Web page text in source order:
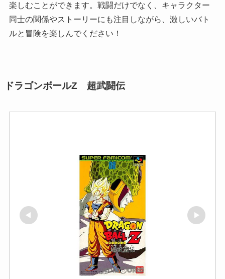
楽しむことができます。戦闘だけでなく、キャラクター
同士の関係やストーリーにも注目しながら、激しいバト
ルと冒険を楽しんでください！
ドラゴンボールZ 超武闘伝